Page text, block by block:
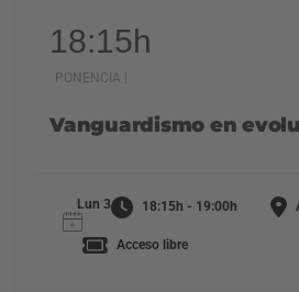
18:15h
PONENCIA |
Vanguardismo en
Lun 3 18:15h - 19:00h
Acceso libre